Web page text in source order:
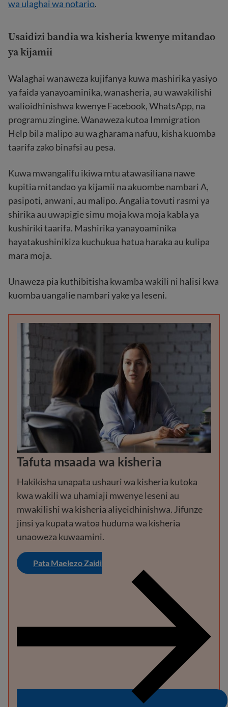
wa ulaghai wa notario.
Usaidizi bandia wa kisheria kwenye mitandao
ya kijamii
Walaghai wanaweza kujifanya kuwa mashirika yasiyo
ya faida yanayoaminika, wanasheria, au wawakilishi
walioidhinishwa kwenye Facebook, WhatsApp, na
programu zingine. Wanaweza kutoa Immigration
Help bila malipo au wa gharama nafuu, kisha kuomba
taarifa zako binafsi au pesa.
Kuwa mwangalifu ikiwa mtu atawasiliana nawe
kupitia mitandao ya kijamii na akuombe nambari A,
pasipoti, anwani, au malipo. Angalia tovuti rasmi ya
shirika au uwapigie simu moja kwa moja kabla ya
kushiriki taarifa. Mashirika yanayoaminika
hayatakushinikiza kuchukua hatua haraka au kulipa
mara moja.
Unaweza pia kuthibitisha kwamba wakili ni halisi kwa
kuomba uangalie nambari yake ya leseni.
Tafuta msaada wa kisheria
Hakikisha unapata ushauri wa kisheria kutoka
kwa wakili wa uhamiaji mwenye leseni au
mwakilishi wa kisheria aliyeidhinishwa. Jifunze
jinsi ya kupata watoa huduma wa kisheria
unaoweza kuwaamini.
Pata Maelezo Zaidi